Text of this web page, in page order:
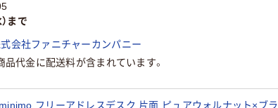
まで
会社ファニチャーカンパニー
代金に配送料が含まれています。
minimo フリーアドレスデスク 片面 ピュアウォルナット×ブラ